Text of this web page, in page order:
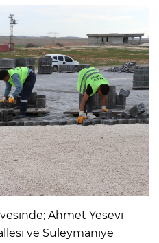
Ahmet Yesevi
ve Süleymaniye